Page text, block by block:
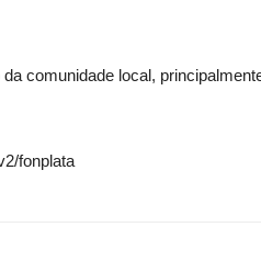
comunidade local,
fonplata